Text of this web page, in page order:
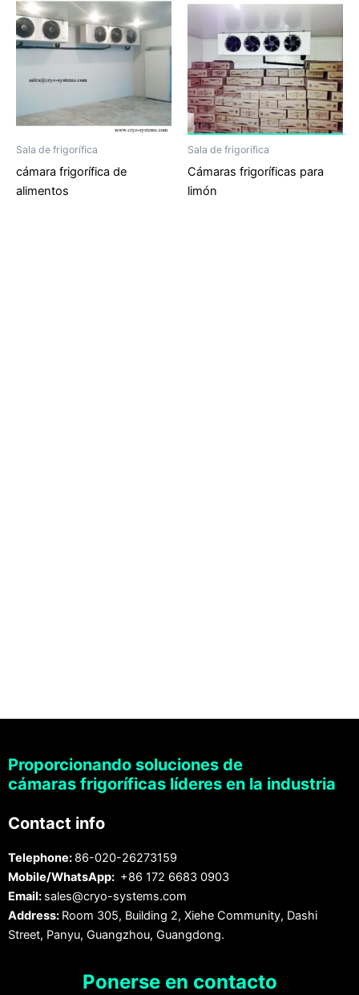
Sala de frigorífica
cámara frigorífica de
alimentos
Sala de frigorífica
Cámaras frigoríficas para
limón
Proporcionando soluciones de
cámaras frigoríficas líderes en la industria
Contact info
Telephone: 86-020-26273159
Mobile/WhatsApp: +86 172 6683 0903
Email: sales@cryo-systems.com
Address: Room 305, Building 2, Xiehe Community, Dashi
Street, Panyu, Guangzhou, Guangdong.
Ponerse en contacto